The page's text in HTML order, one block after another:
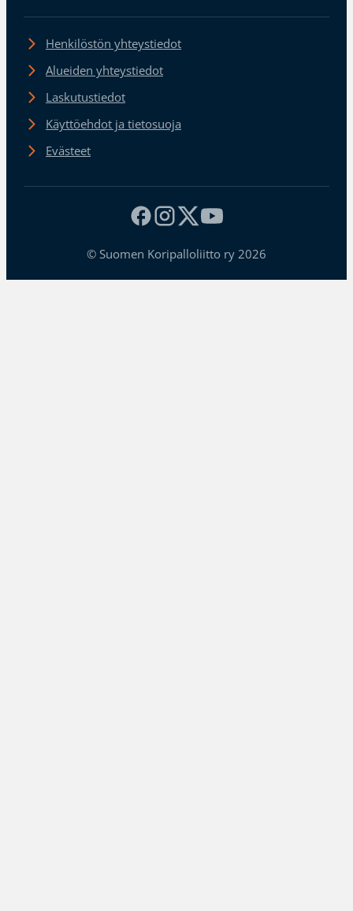
Henkilöstön yhteystiedot
Alueiden yhteystiedot
Laskutustiedot
Käyttöehdot ja tietosuoja
Evästeet
© Suomen Koripalloliitto ry 2026